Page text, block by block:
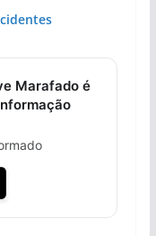
Marafado é